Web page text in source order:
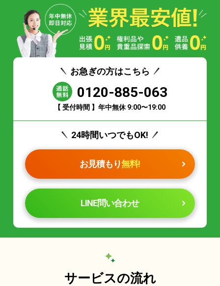
お急ぎの方はこちら
0120-885-063
【 受付時間 】年中無休 9:00〜19:00
24時間いつでもOK!
お見積もり無料!
LINE問い合わせ
サービスの流れ